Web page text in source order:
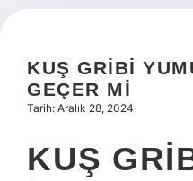
Hakkımızda
KUŞ GRIBI
GEÇER MI
Tarih: Aralık 28, 2024
KUŞ